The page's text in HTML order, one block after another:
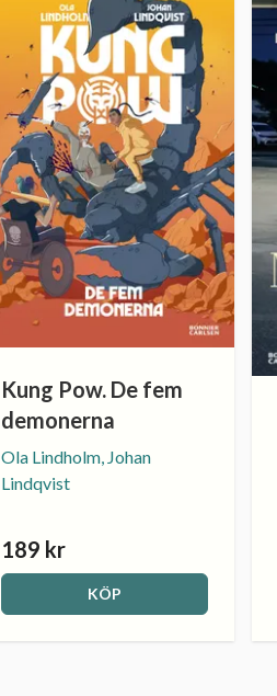
Kung Pow. De fem
demonerna
Ola Lindholm, Johan
Lindqvist
189 kr
KÖP